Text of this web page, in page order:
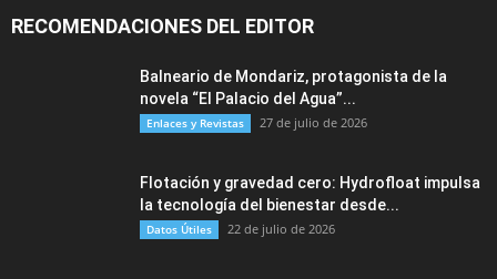
RECOMENDACIONES DEL EDITOR
Balneario de Mondariz, protagonista de la
novela “El Palacio del Agua”...
Enlaces y Revistas 27 de julio de 2026
Flotación y gravedad cero: Hydrofloat impulsa
la tecnología del bienestar desde...
Datos Útiles 22 de julio de 2026